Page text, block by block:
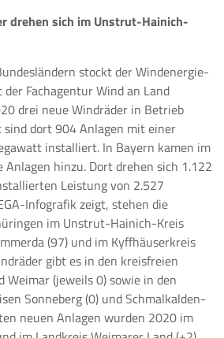
drehen sich im Unstrut-Hainich-
stockt der Windenergie-
Fachagentur Wind an Land
drei neue Windräder in Betrieb
sind dort 904 Anlagen mit einer
installiert. In Bayern kamen im
Anlagen hinzu. Dort drehen sich 1.122
Leistung von 2.527
Infografik zeigt, stehen die
im Unstrut-Hainich-Kreis
(97) und im Kyffhäuserkreis
gibt es in den kreisfreien
Weimar (jeweils 0) sowie in den
Sonneberg (0) und Schmalkalden-
neuen Anlagen wurden 2020 im